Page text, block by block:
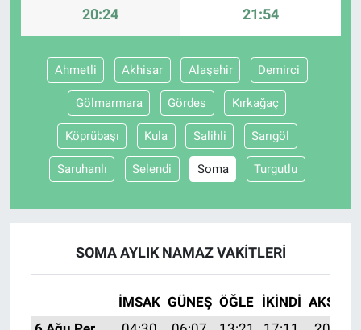
20:24 21:54
Ahmetli Akhisar Alaşehir Demirci
Gölmarmara Gördes Kırkağaç
Köprübaşı Kula Salihli Sarıgöl
Saruhanlı Selendi Soma Turgutlu
SOMA AYLIK NAMAZ VAKITLERI
İMSAK GÜNEŞ ÖĞLE İKINDI AKŞAM